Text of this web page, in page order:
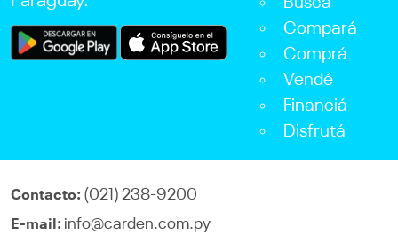
Compará
Comprá
Vendé
Financiá
Disfrutá
Contacto: (021) 238-9200
E-mail: info@carden.com.py